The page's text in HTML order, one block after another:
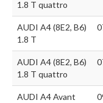
1.8 T quattro
AUDI A4 (8E2, B6)
1.8 T
AUDI A4 (8E2, B6)
1.8 T quattro
AUDI A4 Avant